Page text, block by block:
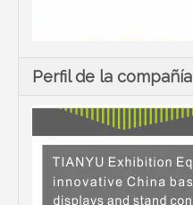
Perfil de la compañía